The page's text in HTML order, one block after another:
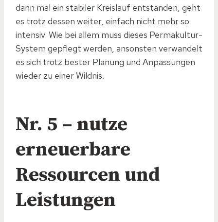
dann mal ein stabiler Kreislauf entstanden, geht
es trotz dessen weiter, einfach nicht mehr so
intensiv. Wie bei allem muss dieses Permakultur-
System gepflegt werden, ansonsten verwandelt
es sich trotz bester Planung und Anpassungen
wieder zu einer Wildnis.
Nr. 5 – nutze
erneuerbare
Ressourcen und
Leistungen